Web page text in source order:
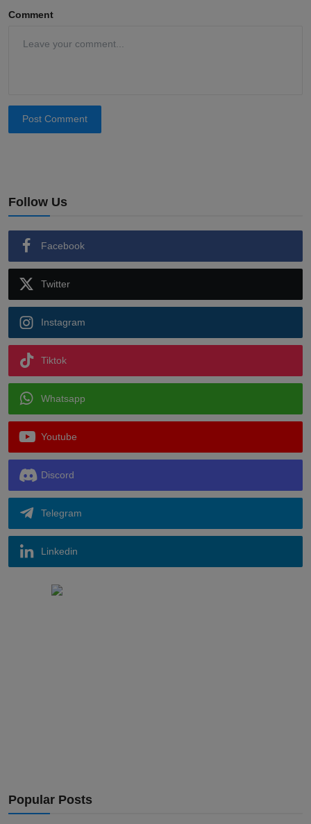
Comment
Post Comment
Follow Us
Facebook
Twitter
Instagram
Tiktok
Whatsapp
Youtube
Discord
Telegram
Linkedin
Popular Posts